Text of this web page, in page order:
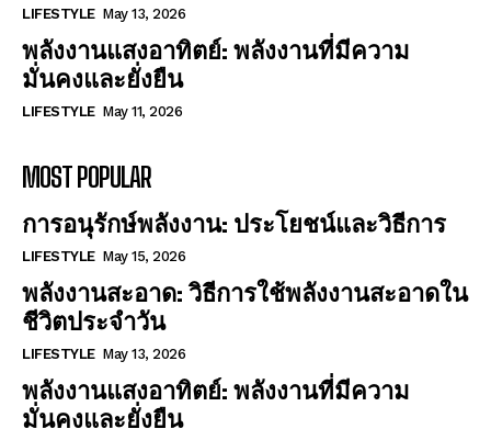
LIFESTYLE May 13, 2026
พลังงานแสงอาทิตย์: พลังงานที่มีความ
มั่นคงและยั่งยืน
LIFESTYLE May 11, 2026
MOST POPULAR
การอนุรักษ์พลังงาน: ประโยชน์และวิธีการ
LIFESTYLE May 15, 2026
พลังงานสะอาด: วิธีการใช้พลังงานสะอาดใน
ชีวิตประจำวัน
LIFESTYLE May 13, 2026
พลังงานแสงอาทิตย์: พลังงานที่มีความ
มั่นคงและยั่งยืน